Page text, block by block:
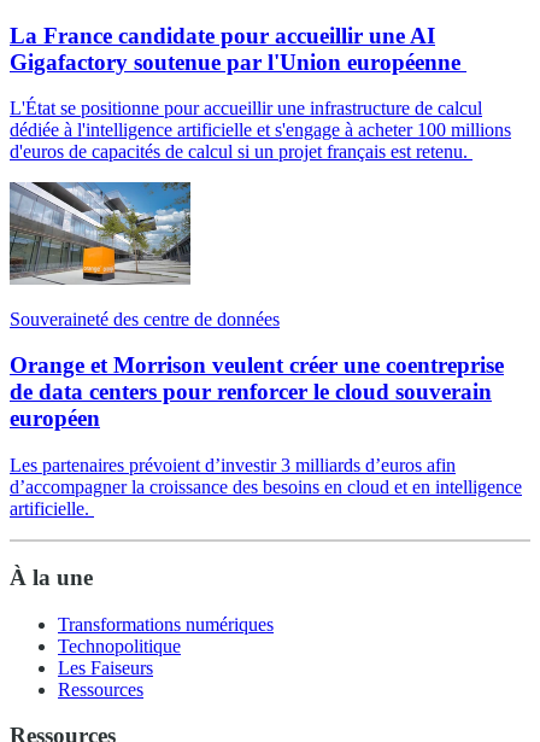
La France candidate pour accueillir une AI
Gigafactory soutenue par l'Union européenne
L'État se positionne pour accueillir une infrastructure de calcul
dédiée à l'intelligence artificielle et s'engage à acheter 100 millions
d'euros de capacités de calcul si un projet français est retenu.
Souveraineté des centre de données
Orange et Morrison veulent créer une coentreprise
de data centers pour renforcer le cloud souverain
européen
Les partenaires prévoient d’investir 3 milliards d’euros afin
d’accompagner la croissance des besoins en cloud et en intelligence
artificielle.
À la une
Transformations numériques
Technopolitique
Les Faiseurs
Ressources
Ressources